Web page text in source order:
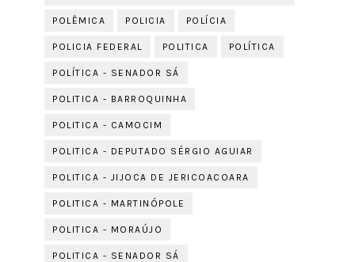
POLÊMICA POLICIA POLÍCIA
POLICIA FEDERAL POLITICA POLÍTICA
POLÍTICA - SENADOR SÁ
POLITICA - BARROQUINHA
POLITICA - CAMOCIM
POLITICA - DEPUTADO SÉRGIO AGUIAR
POLITICA - JIJOCA DE JERICOACOARA
POLITICA - MARTINÓPOLE
POLITICA - MORAÚJO
POLITICA - SENADOR SÁ